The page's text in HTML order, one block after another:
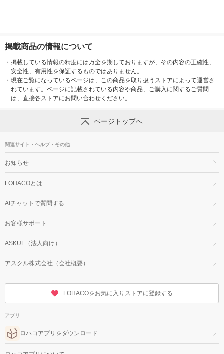
掲載商品の情報について
・ 掲載している情報の精度には万全を期しておりますが、その内容の正確性、
安全性、有用性を保証するものではありません。
・ 現在ご覧になっているページは、この商品を取り扱うストアによって運営さ
れています。ページに記載されている内容や商品、ご購入に関するご質問
は、直接各ストアにお問い合わせください。
ページトップへ
関連サイト・ヘルプ・その他
お知らせ
LOHACOとは
AIチャットで質問する
お客様サポート
ASKUL（法人向け）
アスクル株式会社（会社概要）
LOHACOをお気に入りストアに登録する
アプリ
ロハコアプリをダウンロード